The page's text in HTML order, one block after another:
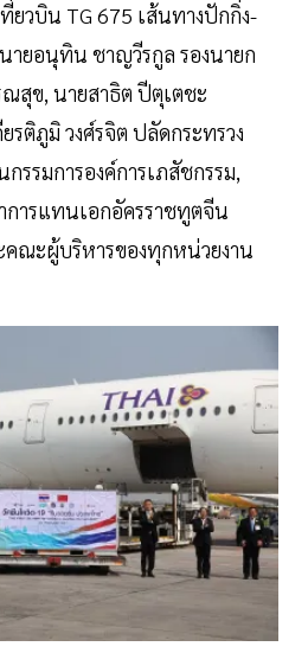
ยวบิน TG 675 เส้นทางปักกิ่ง-
ายอนุทิน ชาญวีรกูล รองนายก
ณสุข, นายสาธิต ปีตุเตชะ
ติภูมิ วงศ์รจิต ปลัดกระทรวง
รรมการองค์การเภสัชกรรม,
การแทนเอกอัครราชทูตจีน
คณะผู้บริหารของทุกหน่วยงาน